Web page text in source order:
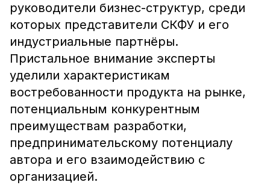
руководители бизнес-структур, среди
которых представители СКФУ и его
индустриальные партнёры.
Пристальное внимание эксперты
уделили характеристикам
востребованности продукта на рынке,
потенциальным конкурентным
преимуществам разработки,
предпринимательскому потенциалу
автора и его взаимодействию с
организацией.